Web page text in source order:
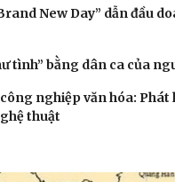
Đọc truyện
Hạt giống tâm
New Day” dẫn đầu
tình” bằng dân ca của
nghiệp văn hóa: Phát
thuật